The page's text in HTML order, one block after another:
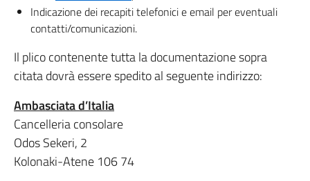
Indicazione dei recapiti telefonici e email per eventuali
contatti/comunicazioni.
Il plico contenente tutta la documentazione sopra
citata dovrà essere spedito al seguente indirizzo:
Ambasciata d’Italia
Cancelleria consolare
Odos Sekeri, 2
Kolonaki-Atene 106 74